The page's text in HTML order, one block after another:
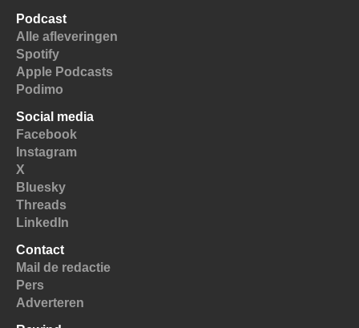
Podcast
Alle afleveringen
Spotify
Apple Podcasts
Podimo
Social media
Facebook
Instagram
X
Bluesky
Threads
LinkedIn
Contact
Mail de redactie
Pers
Adverteren